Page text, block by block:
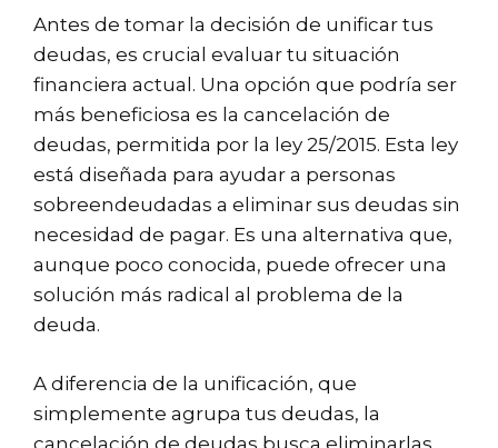
Antes de tomar la decisión de unificar tus
deudas, es crucial evaluar tu situación
financiera actual. Una opción que podría ser
más beneficiosa es la cancelación de
deudas, permitida por la ley 25/2015. Esta ley
está diseñada para ayudar a personas
sobreendeudadas a eliminar sus deudas sin
necesidad de pagar. Es una alternativa que,
aunque poco conocida, puede ofrecer una
solución más radical al problema de la
deuda.
A diferencia de la unificación, que
simplemente agrupa tus deudas, la
cancelación de deudas busca eliminarlas